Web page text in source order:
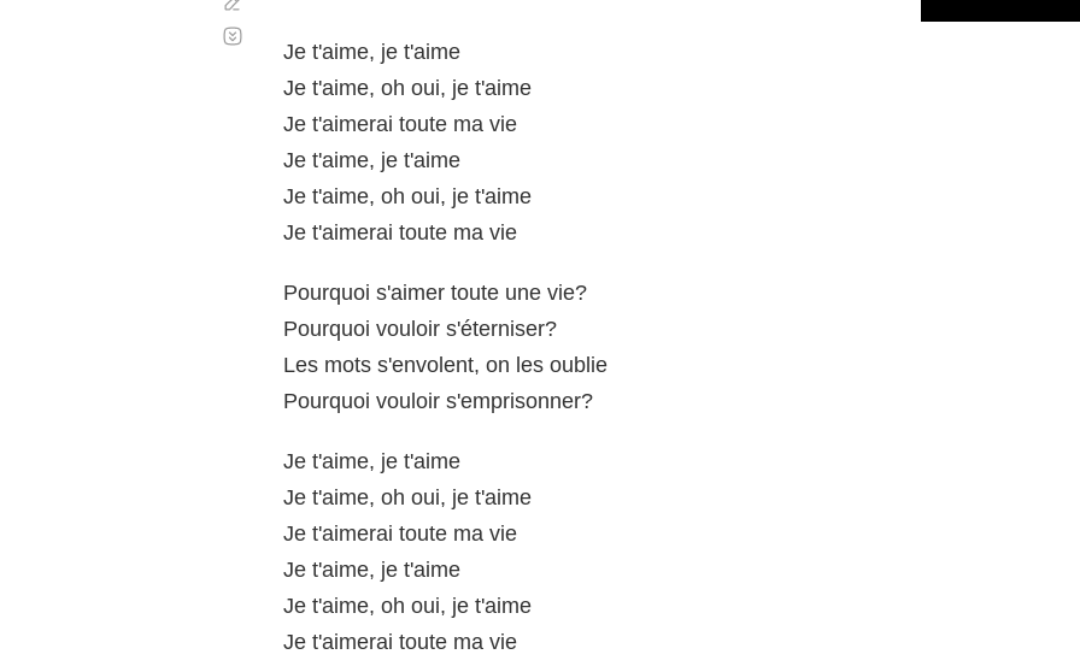
Je t'aime, je t'aime
Je t'aime, oh oui, je t'aime
Je t'aimerai toute ma vie
Je t'aime, je t'aime
Je t'aime, oh oui, je t'aime
Je t'aimerai toute ma vie
Pourquoi s'aimer toute une vie?
Pourquoi vouloir s'éterniser?
Les mots s'envolent, on les oublie
Pourquoi vouloir s'emprisonner?
Je t'aime, je t'aime
Je t'aime, oh oui, je t'aime
Je t'aimerai toute ma vie
Je t'aime, je t'aime
Je t'aime, oh oui, je t'aime
Je t'aimerai toute ma vie
automático